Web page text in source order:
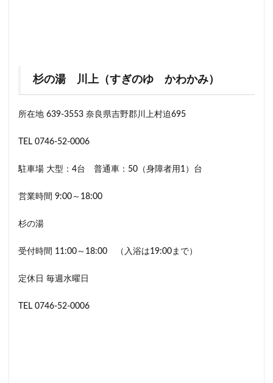
杉の湯 川上（すぎのゆ かわかみ）
所在地 639-3553 奈良県吉野郡川上村迫695
TEL 0746-52-0006
駐車場 大型：4台 普通車：50（身障者用1）台
営業時間 9:00～18:00
杉の湯
受付時間 11:00～18:00 （入浴は19:00まで）
定休日 毎週水曜日
TEL 0746-52-0006